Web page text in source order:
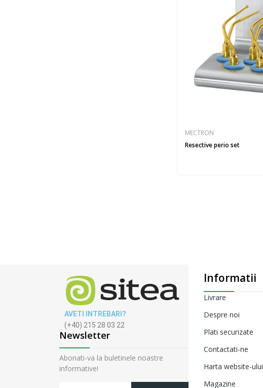
MECTRON
Resective perio set
AVETI INTREBARI?
(+40) 215 28 03 22
Newsletter
Abonati-va la buletinele noastre
informative!
Informatii
Livrare
Despre noi
Plati securizate
Contactati-ne
Harta website-ului
Magazine